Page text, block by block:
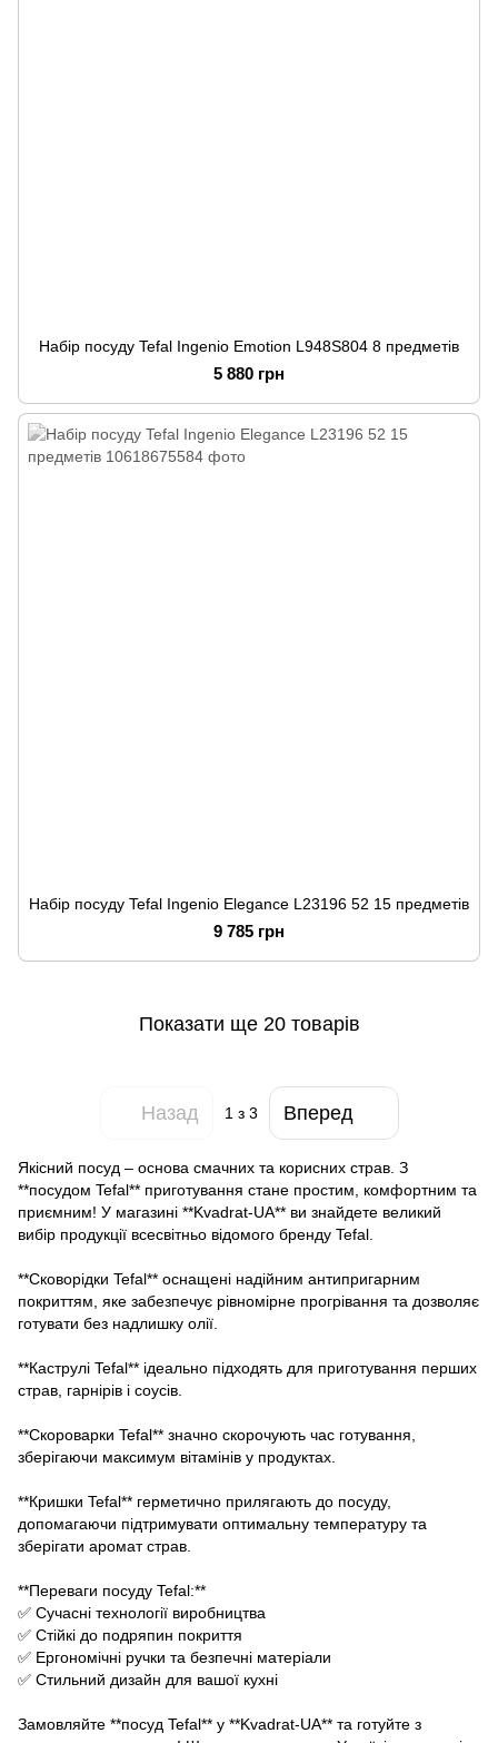
Набір посуду Tefal Ingenio Emotion L948S804 8 предметів
5 880 грн
Набір посуду Tefal Ingenio Elegance L23196 52 15 предметів
9 785 грн
Показати ще 20 товарів
Назад 1 з 3 Вперед
Якісний посуд – основа смачних та корисних страв. З
**посудом Tefal** приготування стане простим, комфортним та
приємним! У магазині **Kvadrat-UA** ви знайдете великий
вибір продукції всесвітньо відомого бренду Tefal.
**Сковорідки Tefal** оснащені надійним антипригарним
покриттям, яке забезпечує рівномірне прогрівання та дозволяє
готувати без надлишку олії.
**Каструлі Tefal** ідеально підходять для приготування перших
страв, гарнірів і соусів.
**Скороварки Tefal** значно скорочують час готування,
зберігаючи максимум вітамінів у продуктах.
**Кришки Tefal** герметично прилягають до посуду,
допомагаючи підтримувати оптимальну температуру та
зберігати аромат страв.
**Переваги посуду Tefal:**
✅ Сучасні технології виробництва
✅ Стійкі до подряпин покриття
✅ Ергономічні ручки та безпечні матеріали
✅ Стильний дизайн для вашої кухні
Замовляйте **посуд Tefal** у **Kvadrat-UA** та готуйте з